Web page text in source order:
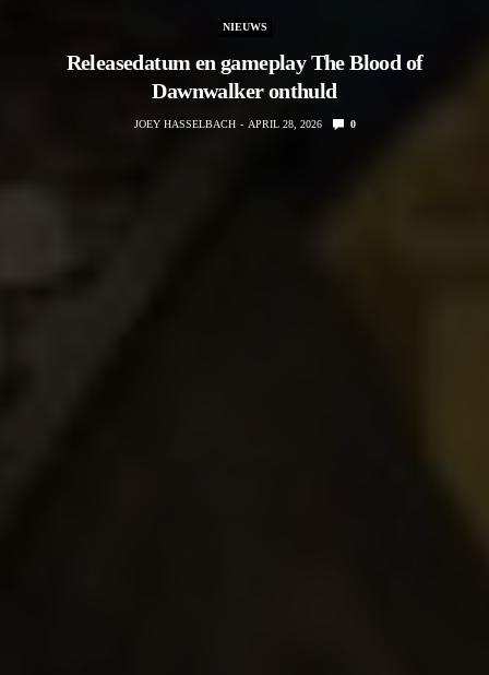
NIEUWS
Releasedatum en gameplay The Blood of
Dawnwalker onthuld
JOEY HASSELBACH APRIL 28, 2026 0